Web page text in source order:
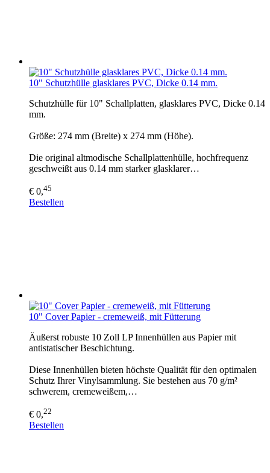
10" Schutzhülle glasklares PVC, Dicke 0.14 mm.
Schutzhülle für 10" Schallplatten, glasklares PVC, Dicke 0.14
mm.
Größe: 274 mm (Breite) x 274 mm (Höhe).
Die original altmodische Schallplattenhülle, hochfrequenz
geschweißt aus 0.14 mm starker glasklarer…
€ 0,45
Bestellen
10" Cover Papier - cremeweiß, mit Fütterung
Äußerst robuste 10 Zoll LP Innenhüllen aus Papier mit
antistatischer Beschichtung.
Diese Innenhüllen bieten höchste Qualität für den optimalen
Schutz Ihrer Vinylsammlung. Sie bestehen aus 70 g/m²
schwerem, cremeweißem,…
€ 0,22
Bestellen